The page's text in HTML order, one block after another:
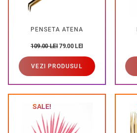
PENSETA ATENA
109.00LEI79.00 LEI
VEZI PRODUSUL
SALE!